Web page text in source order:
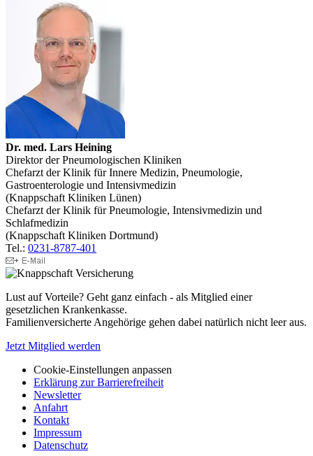
Dr. med. Lars Heining
Direktor der Pneumologischen Kliniken
Chefarzt der Klinik für Innere Medizin, Pneumologie,
Gastroenterologie und Intensivmedizin
(Knappschaft Kliniken Lünen)
Chefarzt der Klinik für Pneumologie, Intensivmedizin und
Schlafmedizin
(Knappschaft Kliniken Dortmund)
Tel.: 0231-8787-401
Lust auf Vorteile? Geht ganz einfach - als Mitglied einer
gesetzlichen Krankenkasse.
Familienversicherte Angehörige gehen dabei natürlich nicht leer aus.
Jetzt Mitglied werden
Cookie-Einstellungen anpassen
Erklärung zur Barrierefreiheit
Newsletter
Anfahrt
Kontakt
Impressum
Datenschutz